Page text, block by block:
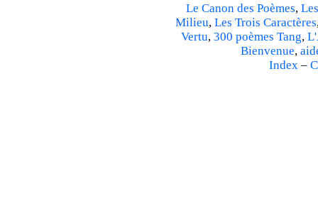
Le Canon des Poèmes,
Milieu, Les Trois Caractères
Vertu, 300 poèmes Tang,
Bienvenue,
Index –